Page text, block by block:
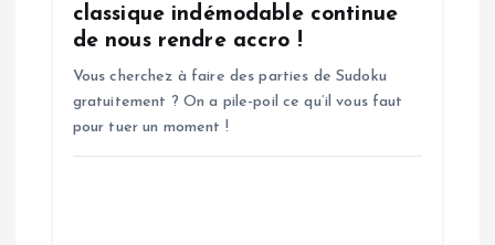
classique indémodable continue
de nous rendre accro !
Vous cherchez à faire des parties de Sudoku
gratuitement ? On a pile-poil ce qu’il vous faut
pour tuer un moment !